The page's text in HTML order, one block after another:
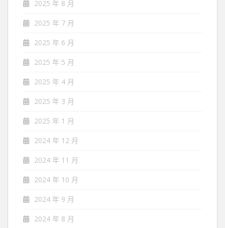
2025 年 8 月
2025 年 7 月
2025 年 6 月
2025 年 5 月
2025 年 4 月
2025 年 3 月
2025 年 1 月
2024 年 12 月
2024 年 11 月
2024 年 10 月
2024 年 9 月
2024 年 8 月